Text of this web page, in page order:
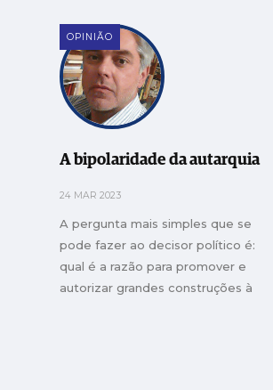
OPINIÃO
A bipolaridade da autarquia
24 MAR 2023
A pergunta mais simples que se
pode fazer ao decisor político é:
qual é a razão para promover e
autorizar grandes construções à